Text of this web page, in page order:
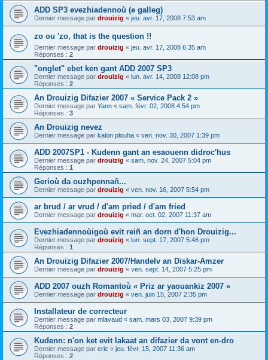
ADD SP3 evezhiadennoù (e galleg)
Dernier message par drouizig « jeu. avr. 17, 2008 7:53 am
zo ou 'zo, that is the question !!
Dernier message par drouizig « jeu. avr. 17, 2008 6:35 am
Réponses : 2
"onglet" ebet ken gant ADD 2007 SP3
Dernier message par drouizig « lun. avr. 14, 2008 12:08 pm
Réponses : 2
An Drouizig Difazier 2007 « Service Pack 2 »
Dernier message par Yann « sam. févr. 02, 2008 4:54 pm
Réponses : 3
An Drouizig nevez
Dernier message par kalon plouha « ven. nov. 30, 2007 1:39 pm
ADD 2007SP1 - Kudenn gant an esaouenn didroc'hus
Dernier message par drouizig « sam. nov. 24, 2007 5:04 pm
Réponses : 1
Gerioù da ouzhpennañ...
Dernier message par drouizig « ven. nov. 16, 2007 5:54 pm
ar brud / ar vrud / d'am pried / d'am fried
Dernier message par drouizig « mar. oct. 02, 2007 11:37 am
Evezhiadennoùigoù evit reiñ an dorn d'hon Drouizig...
Dernier message par drouizig « lun. sept. 17, 2007 5:46 pm
Réponses : 1
An Drouizig Difazier 2007/Handelv an Diskar-Amzer
Dernier message par drouizig « ven. sept. 14, 2007 5:25 pm
ADD 2007 ouzh Romantoù « Priz ar yaouankiz 2007 »
Dernier message par drouizig « ven. juin 15, 2007 2:35 pm
Installateur de correcteur
Dernier message par mlavaud « sam. mars 03, 2007 9:39 pm
Réponses : 2
Kudenn: n'on ket evit lakaat an difazier da vont en-dro
Dernier message par eric « jeu. févr. 15, 2007 11:36 am
Réponses : 2